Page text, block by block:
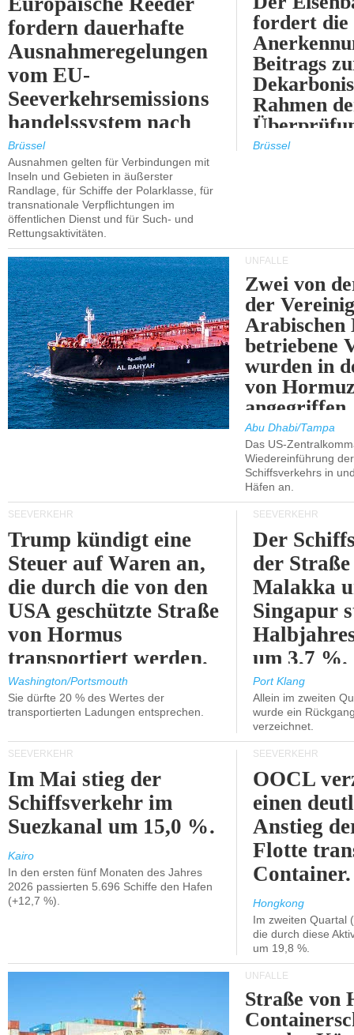
fordern dauerhafte
Ausnahmeregelungen
vom EU-
Seeverkehrsemissions
handelssystem nach
2030.
Brüssel
Ausnahmen gelten für Verbindungen mit
Inseln und Gebieten in äußerster
Randlage, für Schiffe der Polarklasse, für
transnationale Verpflichtungen im
öffentlichen Dienst und für Such- und
Rettungsaktivitäten.
fordert die
Beitrags
Rahmen
ETS.
Brüssel
UNFÄLLE
Zwei von
der
Arabischen
betriebene
wurden in
von
angegriffen.
Abu Dhabi/Tampa
Das US-
Wiedereinführung
Schiffsverkehrs in
Häfen an.
SEEVERKEHR
Trump kündigt eine
Steuer auf Waren an,
die durch die von den
USA geschützte Straße
von Hormus
transportiert werden.
Washington/Portsmouth
Sie dürfte 20 % des Wertes der
transportierten Ladungen entsprechen.
SEEVERKEHR
Der
der
Malakka
Singapur
um 3,7 %.
Port Klang
Allein im zweiten
wurde ein
verzeichnet.
SEEVERKEHR
Im Mai stieg der
Schiffsverkehr im
Suezkanal um 15,0 %.
Kairo
In den ersten fünf Monaten des Jahres
2026 passierten 5.696 Schiffe den Hafen
(+12,7 %).
SEEVERKEHR
OOCL
einen
Anstieg
Flotte
Container.
Hongkong
Im zweiten Quartal
die durch diese
um 19,8 %.
UNFÄLLE
Straße von